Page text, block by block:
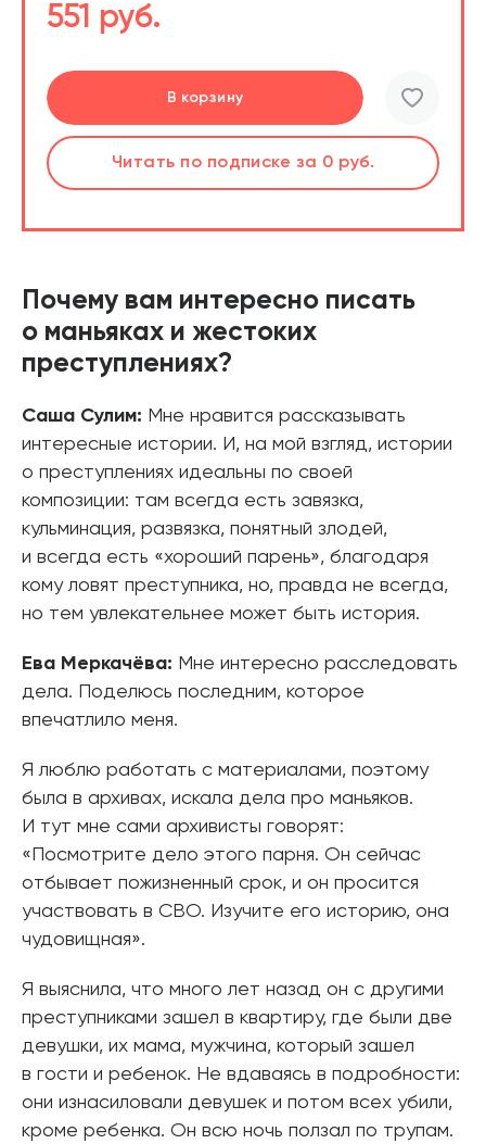
551 руб.
В корзину
В корзине
Читать по подписке за 0 руб.
Перейти
Читать по подписке за 0 руб.
Перейти
Слушатьпо подпискеза 0 руб.
Подробнее
Читать по подписке за 0 руб.
Почему вам интересно писать
о маньяках и жестоких
преступлениях?
Саша Сулим: Мне нравится рассказывать
интересные истории. И, на мой взгляд, истории
о преступлениях идеальны по своей
композиции: там всегда есть завязка,
кульминация, развязка, понятный злодей,
и всегда есть «хороший парень», благодаря
кому ловят преступника, но, правда не всегда,
но тем увлекательнее может быть история.
Ева Меркачёва: Мне интересно расследовать
дела. Поделюсь последним, которое
впечатлило меня.
Я люблю работать с материалами, поэтому
была в архивах, искала дела про маньяков.
И тут мне сами архивисты говорят:
«Посмотрите дело этого парня. Он сейчас
отбывает пожизненный срок, и он просится
участвовать в СВО. Изучите его историю, она
чудовищная».
Я выяснила, что много лет назад он с другими
преступниками зашел в квартиру, где были две
девушки, их мама, мужчина, который зашел
в гости и ребенок. Не вдаваясь в подробности:
они изнасиловали девушек и потом всех убили,
кроме ребенка. Он всю ночь ползал по трупам.